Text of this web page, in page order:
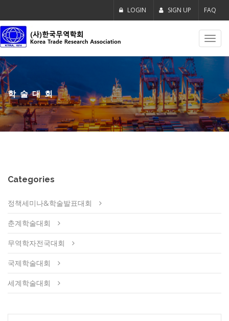
LOGIN SIGN UP FAQ
학술대회
Categories
정책세미나&학술발표대회
춘계학술대회
무역학자전국대회
국제학술대회
세계학술대회